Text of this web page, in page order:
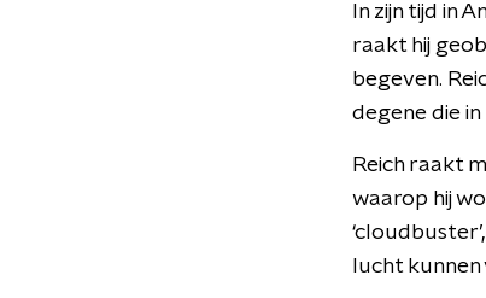
In zijn tijd in
raakt hij
begeven.
degene die
Reich raakt
waarop hij
lucht